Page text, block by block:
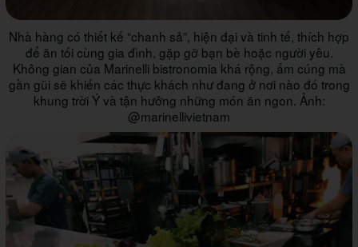
Nhà hàng có thiết kế “chanh sả”, hiện đại và tinh tế, thích hợp
để ăn tối cùng gia đình, gặp gỡ bạn bè hoặc người yêu.
Không gian của Marinelli bistronomia khá rộng, ấm cúng mà
gần gũi sẽ khiến các thực khách như đang ở nơi nào đó trong
khung trời Ý và tận hưởng những món ăn ngon. Ảnh:
@marinellivietnam